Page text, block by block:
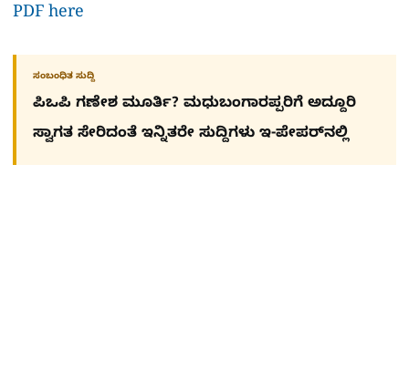
PDF here
ಸಂಬಂಧಿತ ಸುದ್ದಿ
ಪಿಒಪಿ ಗಣೇಶ ಮೂರ್ತಿ? ಮಧುಬಂಗಾರಪ್ಪರಿಗೆ ಅದ್ದೂರಿ
ಸ್ವಾಗತ ಸೇರಿದಂತೆ ಇನ್ನಿತರೇ ಸುದ್ದಿಗಳು ಇ-ಪೇಪರ್​ನಲ್ಲಿ